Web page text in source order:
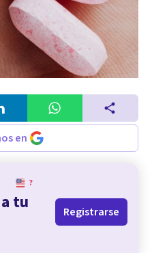
en
?
tu
Registrarse